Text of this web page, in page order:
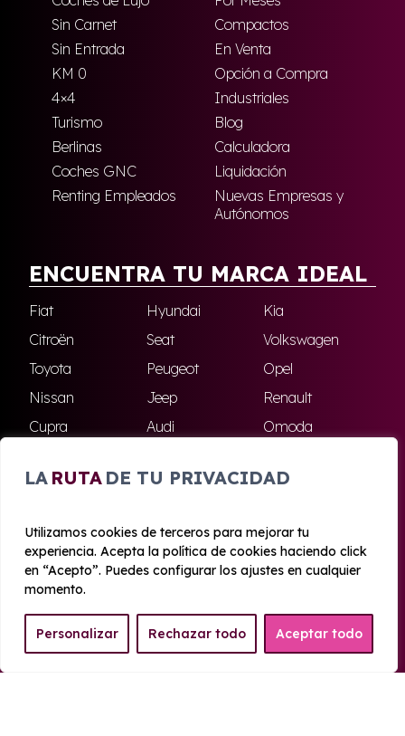
LA RUTA DE TU PRIVACIDAD
Utilizamos cookies de terceros para mejorar tu
experiencia. Acepta la política de cookies haciendo click
en “Acepto”. Puedes configurar los ajustes en cualquier
momento.
Personalizar Rechazar todo Aceptar todo
Sin Carnet
Compactos
Sin Entrada
En Venta
KM 0
Opción a Compra
4×4
Industriales
Turismo
Blog
Berlinas
Calculadora
Coches GNC
Liquidación
Renting Empleados
Nuevas Empresas y
Autónomos
ENCUENTRA TU MARCA IDEAL
Fiat Hyundai
Kia
Citroën
Seat
Volkswagen
Toyota
Peugeot
Opel
Nissan
Jeep
Renault
Cupra
Audi
Omoda
Skoda
Ford Todas las marcas
© 2020 - 2026 Azahara Renting
Aviso legal y Privacidad